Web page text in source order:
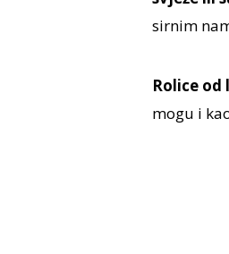
sirnim
Rolice od
mogu i